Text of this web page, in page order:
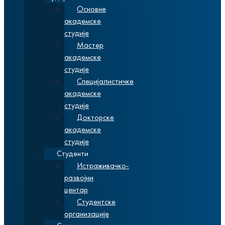
Основне
академске
студије
Мастер
академске
студије
Специјалистичке
академске
студије
Докторске
академске
студије
Студенти
Истраживачко-
развојни
центар
Студентске
организације